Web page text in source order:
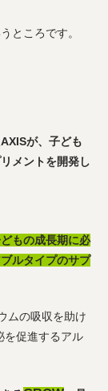
ところです。
が、子ども
メントを開発し
もの成長期に必
ルタイプのサプ
ムの吸収を助け
を促進するアル